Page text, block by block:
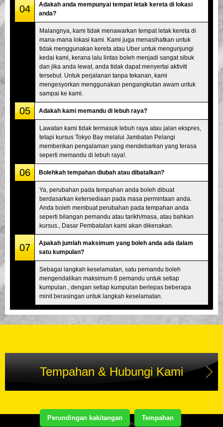
Perundingan kakitangan Tempahan
04
Adakah anda mempunyai tempat letak kereta di lokasi
anda?
Malangnya, kami tidak menawarkan tempat letak kereta di
mana-mana lokasi kami. Kami juga menasihatkan untuk
tidak menggunakan kereta atau Uber untuk mengunjungi
kedai kami, kerana lalu lintas boleh menjadi sangat sibuk
dan jika anda lewat, anda tidak dapat menyertai aktiviti
tersebut. Untuk perjalanan tanpa tekanan, kami
mengesyorkan menggunakan pengangkutan awam untuk
sampai ke kami.
05 Adakah kami memandu di lebuh raya?
Lawatan kami tidak termasuk lebuh raya atau jalan ekspres,
tetapi kursus Tokyo Bay melalui Jambatan Pelangi
memberikan pengalaman yang mendebarkan yang terasa
seperti memandu di lebuh raya!.
06 Bolehkah tempahan diubah atau dibatalkan?
Ya, perubahan pada tempahan anda boleh dibuat
berdasarkan ketersediaan pada masa permintaan anda.
Anda boleh membuat perubahan pada tempahan anda
seperti bilangan pemandu atau tarikh/masa, atau bahkan
kursus., Dasar Pembatalan kami akan dikenakan.
07
Apakah jumlah maksimum yang boleh anda ada dalam
satu kumpulan?
Sebagai langkah keselamatan, satu pemandu boleh
mengendalikan maksimum 6 pemandu untuk setiap
kumpulan., dengan setiap kumpulan berlepas beberapa
minit berasingan untuk langkah keselamatan.
Tempahan & Hubungi Kami
Copyright(C) Street Kart Tour. All Rights Reserved.